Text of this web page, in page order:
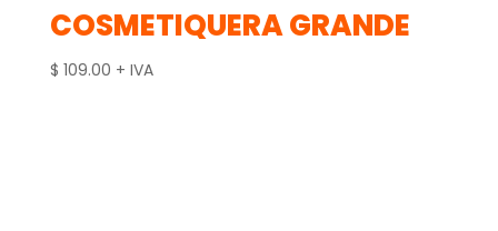
COSMETIQUERA GRANDE
$ 109.00 + IVA